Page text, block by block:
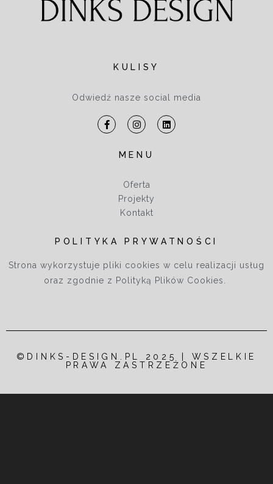
KULISY
Odwiedź nasze social media
MENU
Oferta
Projekty
Kontakt
POLITYKA PRYWATNOŚCI
Strona wykorzystuje pliki cookies w celu realizacji usług
oraz zgodnie z Polityką Plików Cookies.
©DINKS-DESIGN.PL 2025 | WSZELKIE
PRAWA ZASTRZEŻONE